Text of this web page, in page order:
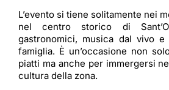
L’evento si tiene solitamente nei
nel centro storico di
gastronomici, musica dal vivo
famiglia. È un’occasione non
piatti ma anche per immergersi
cultura della zona.